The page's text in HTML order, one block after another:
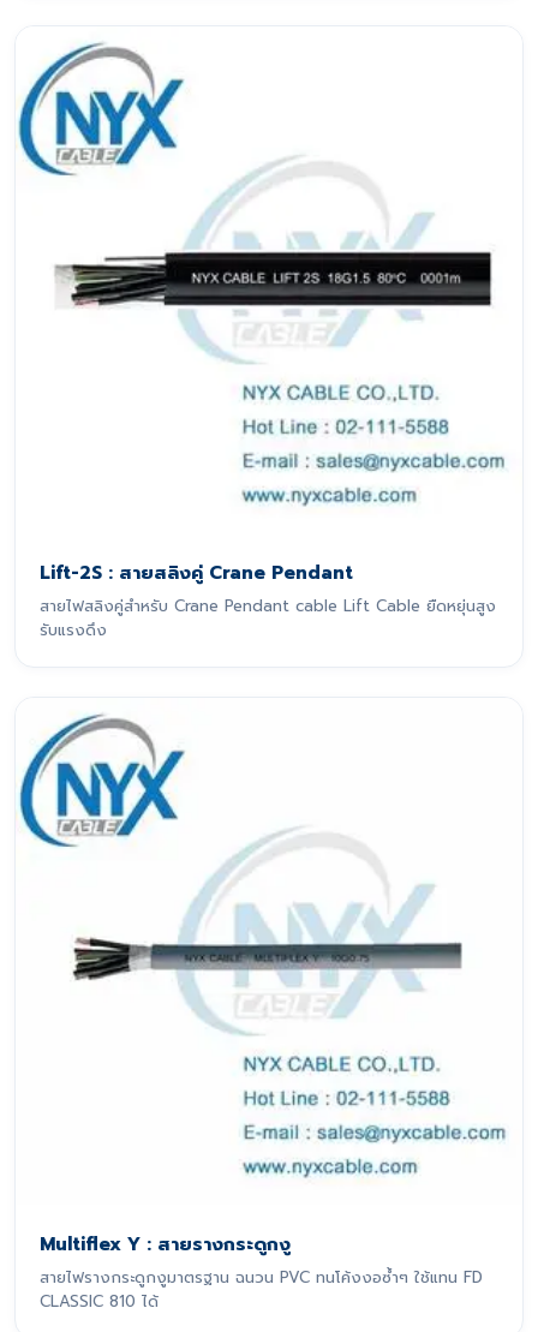
Lift-2S : สายสลิงคู่ Crane Pendant
สายไฟสลิงคู่สำหรับ Crane Pendant cable Lift Cable ยืดหยุ่นสูง
รับแรงดึง
Multiflex Y : สายรางกระดูกงู
สายไฟรางกระดูกงูมาตรฐาน ฉนวน PVC ทนโค้งงอซ้ำๆ ใช้แทน FD
CLASSIC 810 ได้